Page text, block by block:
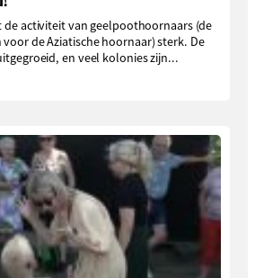
de activiteit van geelpoothoornaars (de
de Aziatische hoornaar) sterk. De
en veel kolonies zijn...